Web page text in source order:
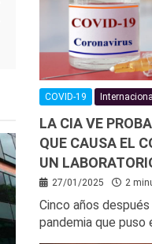
COVID-19 Internacional
LA CIA VE
QUE CAUSA EL
UN
27/01/2025 2
Cinco años
pandemia que puso